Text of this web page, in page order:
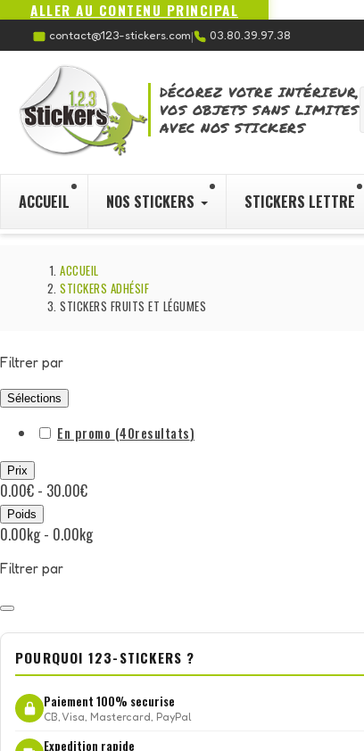
ALLER AU CONTENU PRINCIPAL
contact@123-stickers.com| 03.80.39.97.38
DÉCOREZ VOTRE INTÉRIEUR,
VOS OBJETS SANS LIMITES
AVEC NOS STICKERS
ACCUEIL NOS STICKERS STICKERS LETTRE
ACCUEIL
STICKERS ADHÉSIF
STICKERS FRUITS ET LÉGUMES
Filtrer par
Sélections
En promo (40resultats)
Prix
0.00€ - 30.00€
Poids
0.00kg - 0.00kg
Filtrer par
POURQUOI 123-STICKERS ?
Paiement 100% securise
CB, Visa, Mastercard, PayPal
Expedition rapide